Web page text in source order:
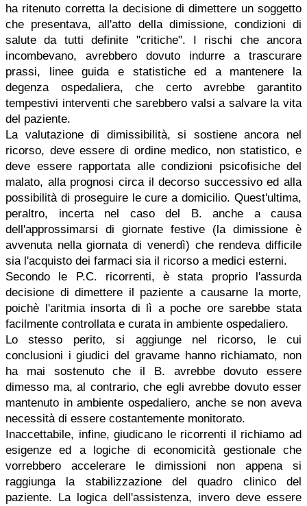
ha ritenuto corretta la decisione di dimettere un soggetto
che presentava, all'atto della dimissione, condizioni di
salute da tutti definite "critiche". I rischi che ancora
incombevano, avrebbero dovuto indurre a trascurare
prassi, linee guida e statistiche ed a mantenere la
degenza ospedaliera, che certo avrebbe garantito
tempestivi interventi che sarebbero valsi a salvare la vita
del paziente.
La valutazione di dimissibilità, si sostiene ancora nel
ricorso, deve essere di ordine medico, non statistico, e
deve essere rapportata alle condizioni psicofisiche del
malato, alla prognosi circa il decorso successivo ed alla
possibilità di proseguire le cure a domicilio. Quest'ultima,
peraltro, incerta nel caso del B. anche a causa
dell'approssimarsi di giornate festive (la dimissione è
avvenuta nella giornata di venerdì) che rendeva difficile
sia l'acquisto dei farmaci sia il ricorso a medici esterni.
Secondo le P.C. ricorrenti, è stata proprio l'assurda
decisione di dimettere il paziente a causarne la morte,
poichè l'aritmia insorta di lì a poche ore sarebbe stata
facilmente controllata e curata in ambiente ospedaliero.
Lo stesso perito, si aggiunge nel ricorso, le cui
conclusioni i giudici del gravame hanno richiamato, non
ha mai sostenuto che il B. avrebbe dovuto essere
dimesso ma, al contrario, che egli avrebbe dovuto esser
mantenuto in ambiente ospedaliero, anche se non aveva
necessità di essere costantemente monitorato.
Inaccettabile, infine, giudicano le ricorrenti il richiamo ad
esigenze ed a logiche di economicità gestionale che
vorrebbero accelerare le dimissioni non appena si
raggiunga la stabilizzazione del quadro clinico del
paziente. La logica dell'assistenza, invero deve essere